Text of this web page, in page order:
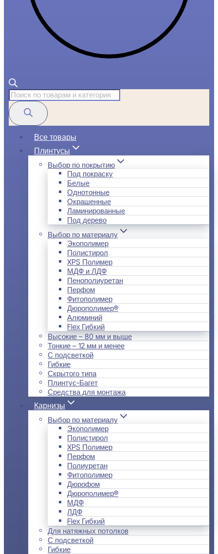
Поиск
товаров
Все товары
Плинтусы
Выбор по покрытию
Под покраску
Белые
Однотонные
Окрашенные
Ламинированные
Под дерево
Выбор по материалу
Экополимер
Полистирол
XPS Полимер
МДФ и ЛДФ
Пенополиуретан
Перфом
Фитополимер
Дюрополимер®
Алюминий
Flex Гибкий
Высокие – 80 мм и выше
Тонкие – 12 мм и менее
С подсветкой
Гибкие
Скрытого типа
Плинтус-Багет
Средства для монтажа
Карнизы
Выбор по материалу
Экополимер
Полистирол
XPS Полимер
Перфом
Полиуретан
Фитополимер
Дюрофом
Дюрополимер®
МДФ
ЛДФ
Flex Гибкий
Для натяжных потолков
С подсветкой
Гибкие